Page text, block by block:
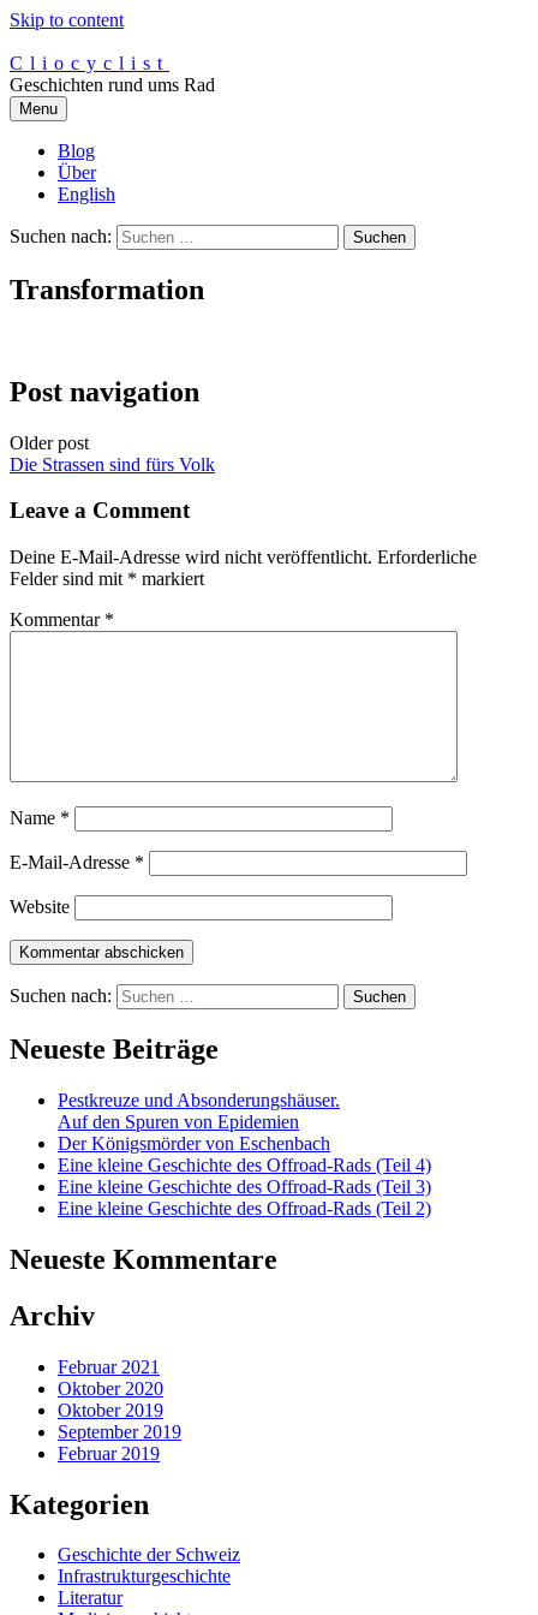
Skip to content
Cliocyclist
Geschichten rund ums Rad
Menu
Blog
Über
English
Suchen nach:
Transformation
Post navigation
Older post
Die Strassen sind fürs Volk
Leave a Comment
Deine E-Mail-Adresse wird nicht veröffentlicht. Erforderliche
Felder sind mit * markiert
Kommentar *
Name *
E-Mail-Adresse *
Website
Suchen nach:
Neueste Beiträge
Pestkreuze und Absonderungshäuser.
Auf den Spuren von Epidemien
Der Königsmörder von Eschenbach
Eine kleine Geschichte des Offroad-Rads (Teil 4)
Eine kleine Geschichte des Offroad-Rads (Teil 3)
Eine kleine Geschichte des Offroad-Rads (Teil 2)
Neueste Kommentare
Archiv
Februar 2021
Oktober 2020
Oktober 2019
September 2019
Februar 2019
Kategorien
Geschichte der Schweiz
Infrastrukturgeschichte
Literatur